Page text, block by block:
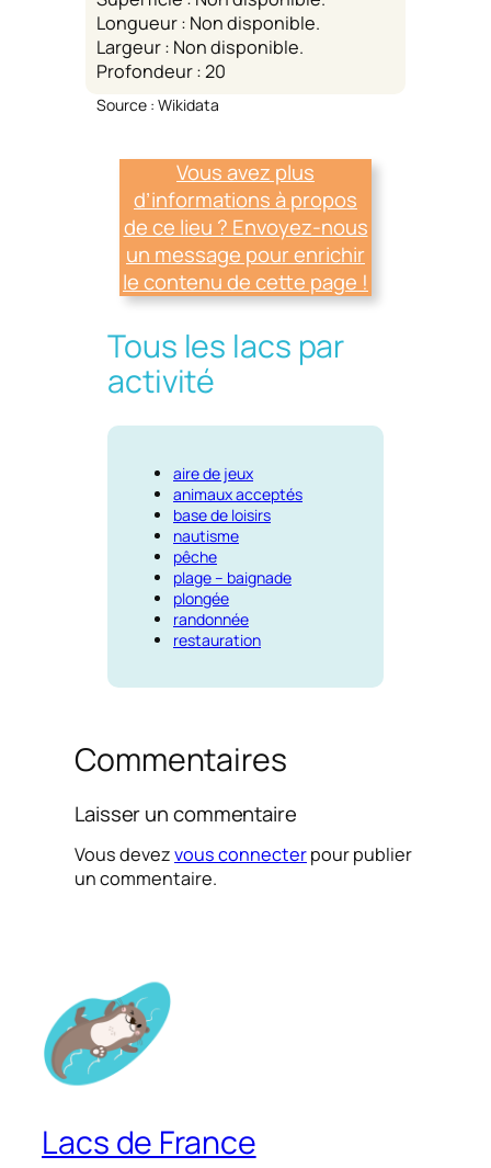
Longueur : Non disponible.
Largeur : Non disponible.
Profondeur : 20
Source : Wikidata
Vous avez plus
d’informations à propos
de ce lieu ? Envoyez-nous
un message pour enrichir
le contenu de cette page !
Tous les lacs par
activité
aire de jeux
animaux acceptés
base de loisirs
nautisme
pêche
plage – baignade
plongée
randonnée
restauration
Commentaires
Laisser un commentaire
Vous devezvous connecterpour publier
un commentaire.
Lacs de France